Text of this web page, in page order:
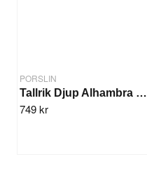
PORSLIN
Tallrik Djup Alhambra 27cm/6st
749 kr